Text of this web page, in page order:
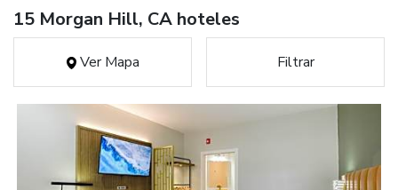
15 Morgan Hill, CA hoteles
Ver Mapa Filtrar